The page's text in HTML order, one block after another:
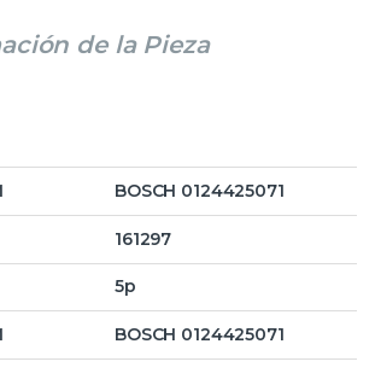
de la Pieza
BOSCH 0124425071
161297
5p
BOSCH 0124425071